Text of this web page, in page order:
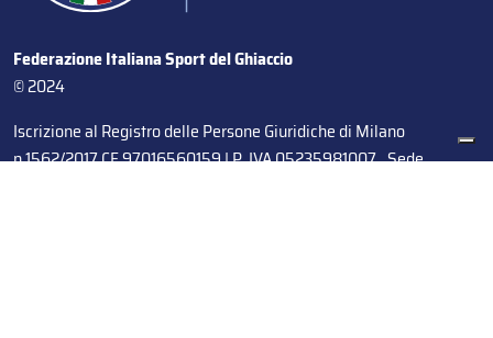
Federazione Italiana Sport del Ghiaccio
© 2024
Iscrizione al Registro delle Persone Giuridiche di Milano
n.1562/2017 CF 97016560159 | P. IVA 05235981007 Sede